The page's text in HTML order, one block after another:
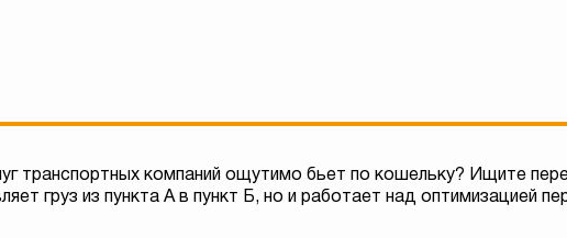
транспортных компаний ощутимо бьет по кошельку? Ищите
груз из пункта А в пункт Б, но и работает над оптимизацией